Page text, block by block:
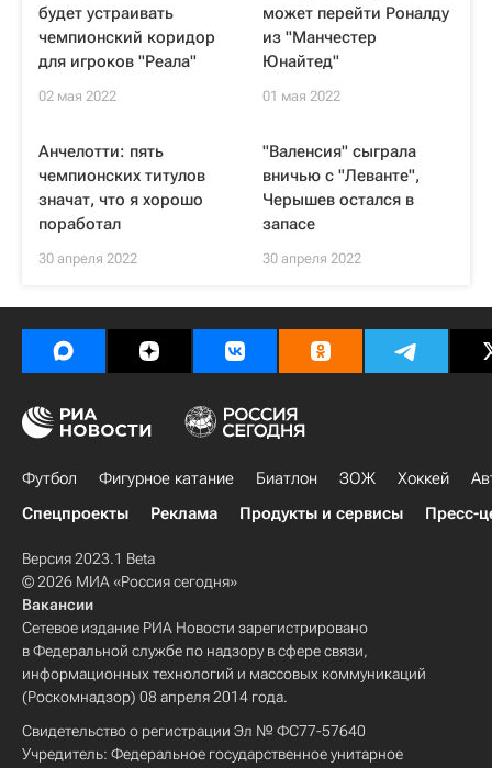
будет устраивать
чемпионский коридор
для игроков "Реала"
02 мая 2022
может перейти Роналду
из "Манчестер
Юнайтед"
01 мая 2022
Анчелотти: пять
чемпионских титулов
значат, что я хорошо
поработал
30 апреля 2022
"Валенсия" сыграла
вничью с "Леванте",
Черышев остался в
запасе
30 апреля 2022
Футбол Фигурное катание Биатлон ЗОЖ Хоккей
Спецпроекты
Реклама Продукты и сервисы Пресс-
Версия 2023.1 Beta
© 2026 МИА «Россия сегодня»
Вакансии
Сетевое издание РИА Новости зарегистрировано
в Федеральной службе по надзору в сфере связи,
информационных технологий и массовых коммуникаций
(Роскомнадзор) 08 апреля 2014 года.
Свидетельство о регистрации Эл № ФС77-57640
Учредитель: Федеральное государственное унитарное